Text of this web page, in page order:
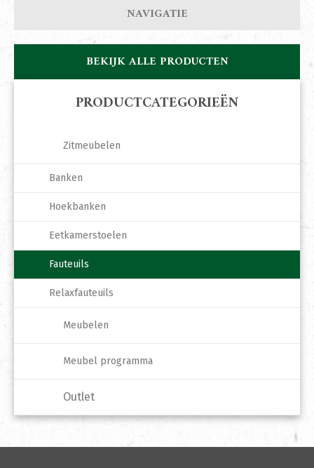
NAVIGATIE
BEKIJK ALLE PRODUCTEN
PRODUCTCATEGORIEËN
Zitmeubelen
Banken
Hoekbanken
Eetkamerstoelen
Fauteuils
Relaxfauteuils
Meubelen
Meubel programma
Outlet